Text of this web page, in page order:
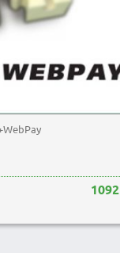
1092